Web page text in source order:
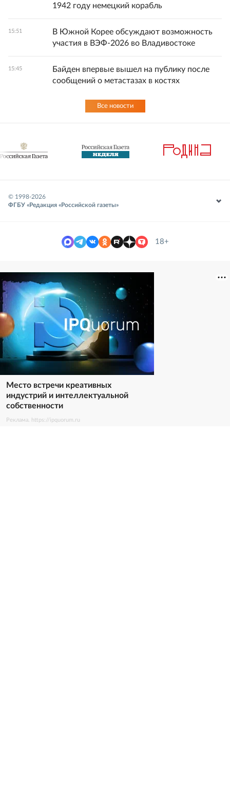
1942 году немецкий корабль
15:51
В Южной Корее обсуждают возможность
участия в ВЭФ-2026 во Владивостоке
15:45
Байден впервые вышел на публику после
сообщений о метастазах в костях
Все новости
© 1998-2026
ФГБУ «Редакция «Российской газеты»
18+
Место встречи креативных
индустрий и интеллектуальной
собственности
Реклама. https://ipquorum.ru